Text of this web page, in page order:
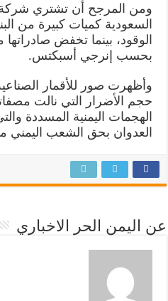
ومن المرجح أن تشتري شركة
السعودية كميات كبيرة من
الوقود، بينما تخفض
بحسب إنرجي أسبكتس.
وأظهرت صور للأقمار الصناعية
حجم الأضرار التي نالت
الهجمات اليمنية المسددة
العدوان بحق الشعب
عن اليمن الحر الاخباري